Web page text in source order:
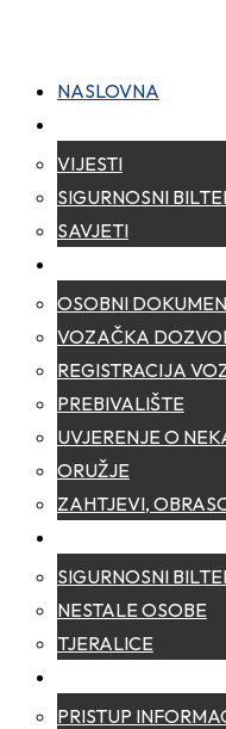
NASLOVNA
VIJESTI
SIGURNOSNI
SAVJETI
OSOBNI
VOZAČKA
REGISTRACIJA
PREBIVALIŠTE
UVJERENJE O
ORUŽJE
ZAHTJEVI,
SIGURNOSNI
NESTALE OSOBE
TJERALICE
PRISTUP